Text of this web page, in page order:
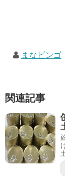
まなビンゴ
関連記事